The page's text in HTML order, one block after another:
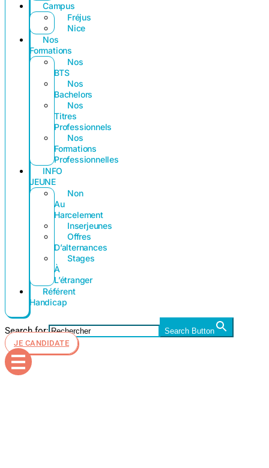
Campus
Fréjus
Nice
Nos
Formations
Nos
BTS
Nos
Bachelors
Nos
Titres
Professionnels
Nos
Formations
Professionnelles
INFO
JEUNE
Non
Au
Harcelement
Inserjeunes
Offres
D’alternances
Stages
À
L’étranger
Référent
Handicap
Search for:
Search Button
JE CANDIDATE